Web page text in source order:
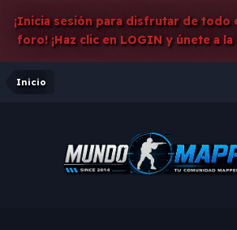
¡Inicia sesión para disfrutar de todo
foro! ¡Haz clic en LOGIN y únete a
Inicio